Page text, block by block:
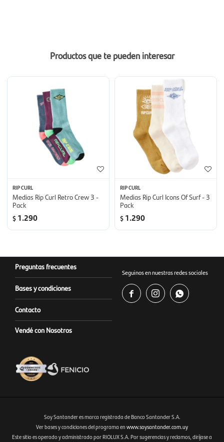
Productos que te pueden interesar
RIP CURL
Medias Rip Curl Retro Crew 3 -
Pack
$ 1.290
RIP CURL
Medias Rip Curl Icons Of Surf - 3
Pack
$ 1.290
Preguntas frecuentes
Bases y condiciones
Contacto
Vendé con Nosotros
Seguinos en nuestras redes sociales
  
Fenicio eCommerce Uruguay
Soy Santander es marca registrada de Banco Santander S.A.
Ver bases y condiciones del programa en www.soysantander.com.uy
Este sitio es operado y administrado por RIOLUX S.A. Por sugerencias y reclamos, diríjase a